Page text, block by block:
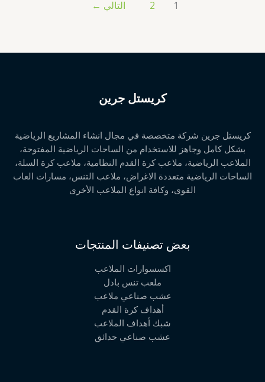
1
2 التالي ←
كريستل جرين
كريستل جرين شركة متخصصة في مجال انشاء المشاريع الرياضية
بشكل كامل وجاهز للاستخدام من الساحات الرياضية المفتوحة،
الملاعب الرياضية، ملاعب كرة القدم النظامية، ملاعب كرة السلة،
الساحات الرياضية متعددة الاغراض، ملاعب التنس، مسارات العاب
القوى، وكافة انواع الملاعب الأخرى
بعض تصنيفات المنتجات
اكسسوارات الملاعب
ملعب تنس بادل
عشب صناعي ملاعب
أهداف كرة القدم
شبك أهداف الملاعب
عشب صناعي حدائق